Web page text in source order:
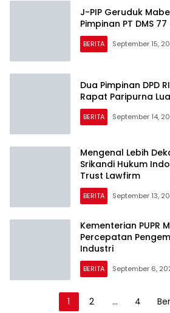
J-PIP Geruduk
Pimpinan PT DMS
BERITA September 15,
Dua Pimpinan DPD
Rapat Paripurna
BERITA September 14,
Mengenal Lebih
Srikandi Hukum
Trust Lawfirm
BERITA September 13,
Kementerian PUPR
Percepatan
Industri
BERITA September 6,
1 2 … 4